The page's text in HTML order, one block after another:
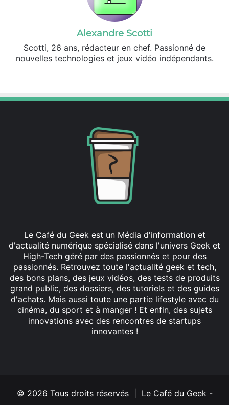
Alexandre Scotti
Scotti, 26 ans, rédacteur en chef. Passionné de
nouvelles technologies et jeux vidéo indépendants.
Le Café du Geek est un Média d'information et
d'actualité numérique spécialisé dans l'univers Geek et
High-Tech géré par des passionnés et pour des
passionnés. Retrouvez toute l'actualité geek et tech,
des bons plans, des jeux vidéos, des tests de produits
grand public, des dossiers, des tutoriels et des guides
d'achats. Mais aussi toute une partie lifestyle avec du
cinéma, du sport et à manger ! Et enfin, des sujets
innovations avec des rencontres de startups
innovantes !
© 2026 Tous droits réservés | Le Café du Geek -